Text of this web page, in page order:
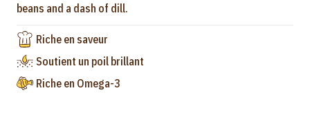
beans and a dash of dill.
Riche en saveur
Soutient un poil brillant
Riche en Omega-3